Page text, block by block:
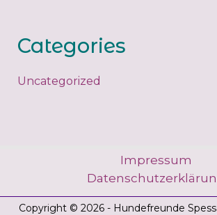
Categories
Uncategorized
Impressum
Copyright © 2026 - Hundefreunde